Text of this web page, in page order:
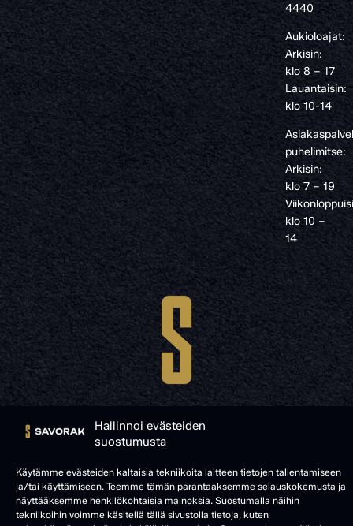
Hallinnoi evästeiden
suostumusta
Käytämme evästeiden kaltaisia tekniikoita laitteen tietojen tallentamiseen
ja/tai käyttämiseen. Teemme tämän parantaaksemme selauskokemusta ja
näyttääksemme henkilökohtaisia mainoksia. Suostumalla näihin
tekniikoihin voimme käsitellä tällä sivustolla tietoja, kuten
4440
Aukioloajat:
Arkisin:
klo 8 – 17
Lauantaisin:
klo 10-14
puhelimitse:
Arkisin:
klo 7 – 19
klo 10 –
14
© SAVORAK 2025